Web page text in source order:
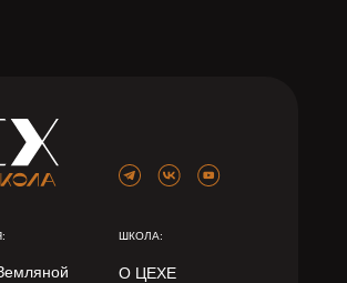
ШКОЛА:
О ЦЕХЕ